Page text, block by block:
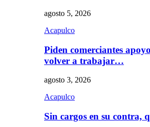
agosto 5, 2026
Acapulco
Piden comerciantes
volver a trabajar…
agosto 3, 2026
Acapulco
Sin cargos en su contra,